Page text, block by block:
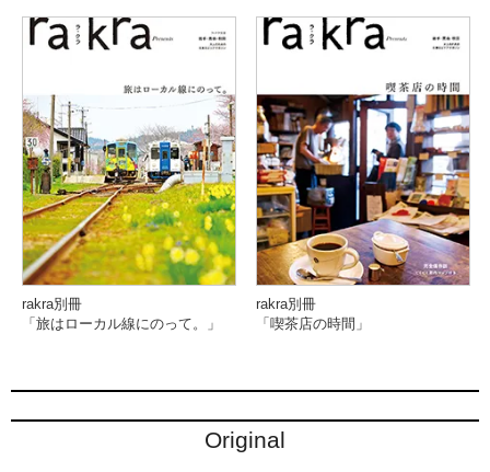
rakra別冊
「旅はローカル線にのって。」
rakra別冊
「喫茶店の時間」
Original